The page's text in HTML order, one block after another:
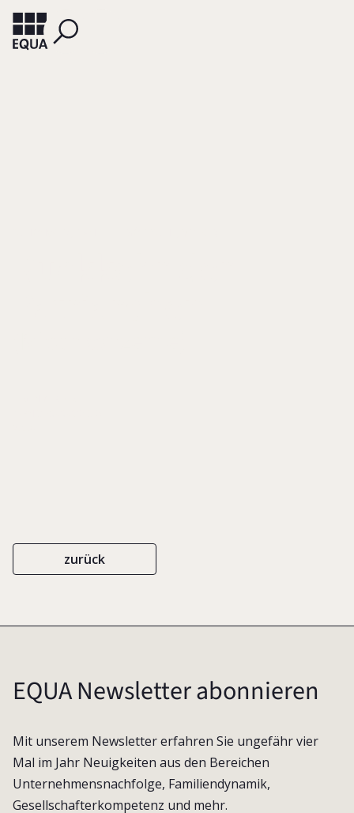
zurück
EQUA Newsletter abonnieren
Mit unserem Newsletter erfahren Sie ungefähr vier
Mal im Jahr Neuigkeiten aus den Bereichen
Unternehmensnachfolge, Familiendynamik,
Gesellschafterkompetenz und mehr.